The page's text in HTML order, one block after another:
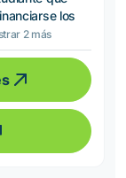
los
2 más